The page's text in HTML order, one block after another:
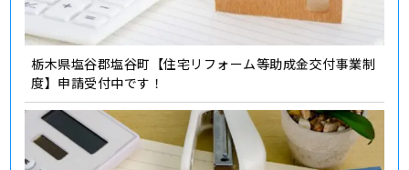
栃木県塩谷郡塩谷町【住宅リフォーム等助成金交付事業制
度】申請受付中です！